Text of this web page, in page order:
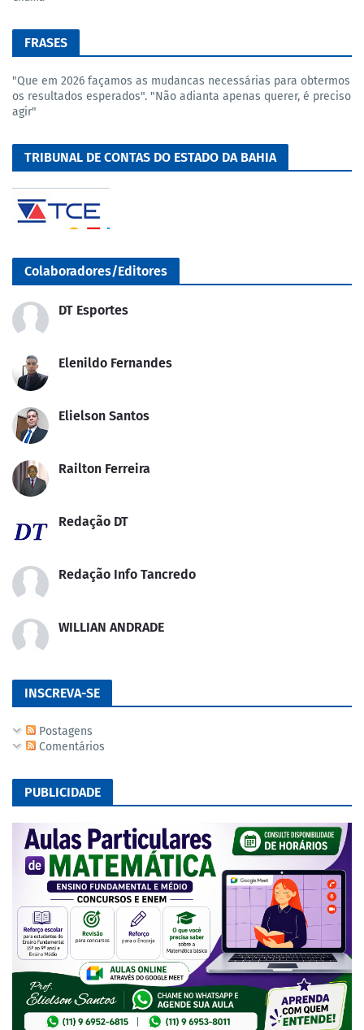
FRASES
"Que em 2026 façamos as mudancas necessárias para obtermos
os resultados esperados". "Não adianta apenas querer, é preciso
agir"
TRIBUNAL DE CONTAS DO ESTADO DA BAHIA
Colaboradores/Editores
DT Esportes
Elenildo Fernandes
Elielson Santos
Railton Ferreira
Redação DT
Redação Info Tancredo
WILLIAN ANDRADE
INSCREVA-SE
Postagens
Comentários
PUBLICIDADE